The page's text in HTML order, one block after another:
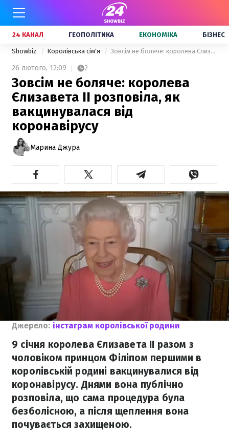
24 КАНАЛ ГЕОПОЛІТИКА ЕКОНОМІКА БІЗНЕС
Showbiz Королівська сім'я Зовсім не боляче: королева Єлизавета II розповіла, як вакцинувалася від коронавірусу
26 лютого, 12:09 2
Зовсім не боляче: королева
Єлизавета II розповіла, як
вакцинувалася від
коронавірусу
Марина Джура
Джерело: інстаграм королівської родини
9 січня королева Єлизавета ІІ разом з
чоловіком принцом Філіпом першими в
королівській родині вакцинувалися від
коронавірусу. Днями вона публічно
розповіла, що сама процедура була
безболісною, а після щеплення вона
почувається захищеною.